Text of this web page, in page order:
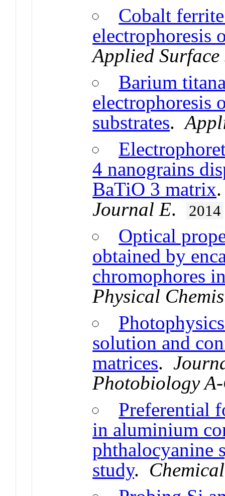
Cobalt
electrophoresis
Applied Surface
Barium
electrophoresis
substrates.
4 nanograins
BaTiO 3 matrix
Journal E. 2014
Optical
obtained by
chromophores
Physical
solution and
matrices.
Photobiology
Preferential
in aluminium
phthalocyanine
study.